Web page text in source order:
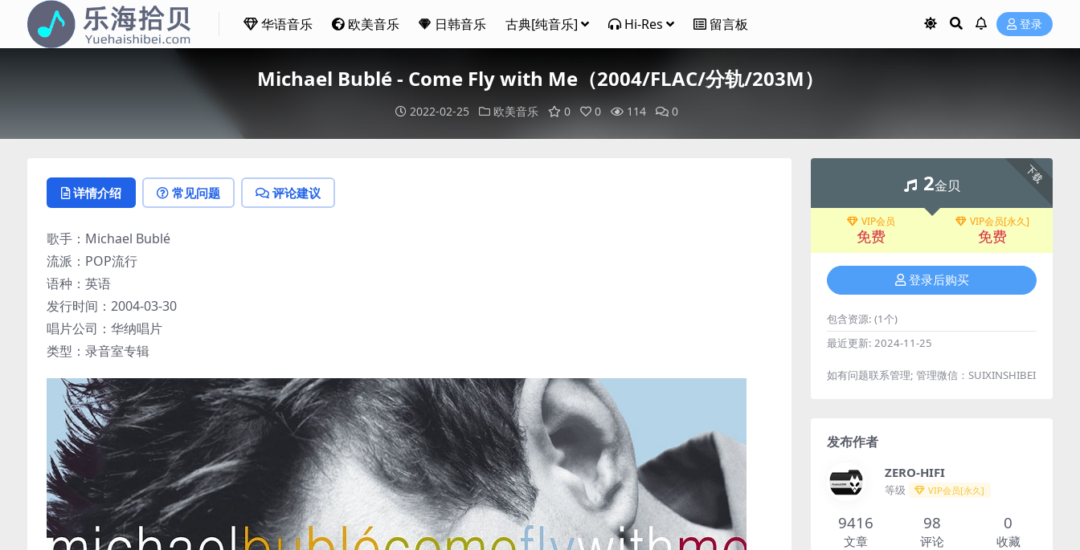
华语音乐 欧美音乐 日韩音乐 古典[纯音乐] Hi-Res 留言板 登录
Michael Bublé - Come Fly with Me（2004/FLAC/分轨/203M）
2022-02-25 欧美音乐 0 0 114 0
详情介绍 常见问题 评论建议
歌手：Michael Bublé
流派：POP流行
语种：英语
发行时间：2004-03-30
唱片公司：华纳唱片
类型：录音室专辑
下载
2金贝
VIP会员
免费
VIP会员[永久]
免费
登录后购买
包含资源: (1个)
最近更新: 2024-11-25
如有问题联系管理; 管理微信：SUIXINSHIBEI
发布作者
ZERO-HIFI
等级 VIP会员[永久]
9416
文章
98
评论
0
收藏